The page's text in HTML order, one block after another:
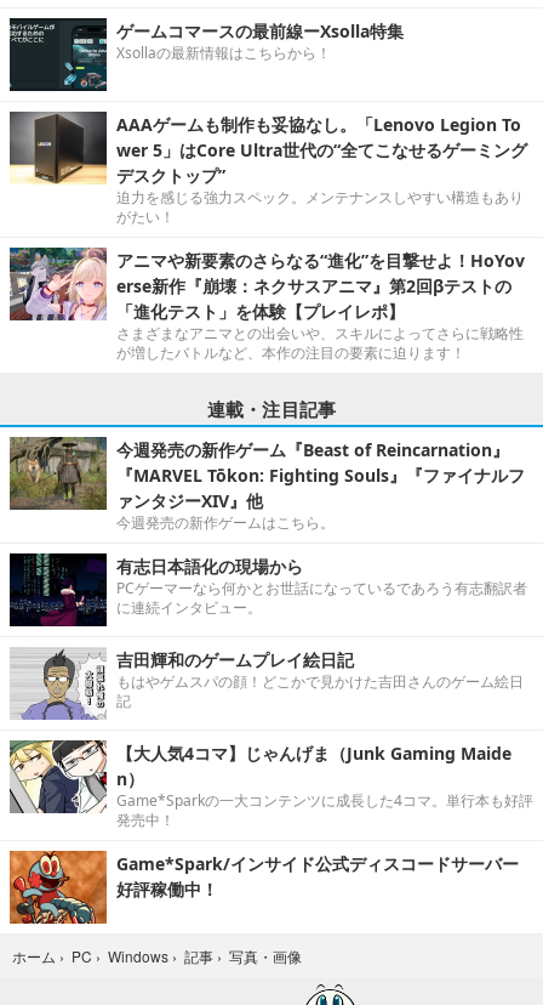
ゲームコマースの最前線ーXsolla特集
Xsollaの最新情報はこちらから！
AAAゲームも制作も妥協なし。「Lenovo Legion To
wer 5」はCore Ultra世代の“全てこなせるゲーミング
デスクトップ”
迫力を感じる強力スペック。メンテナンスしやすい構造もあり
がたい！
アニマや新要素のさらなる“進化”を目撃せよ！HoYov
erse新作『崩壊：ネクサスアニマ』第2回βテストの
「進化テスト」を体験【プレイレポ】
さまざまなアニマとの出会いや、スキルによってさらに戦略性
が増したバトルなど、本作の注目の要素に迫ります！
連載・注目記事
今週発売の新作ゲーム『Beast of Reincarnation』
『MARVEL Tōkon: Fighting Souls』『ファイナルフ
ァンタジーXIV』他
今週発売の新作ゲームはこちら。
有志日本語化の現場から
PCゲーマーなら何かとお世話になっているであろう有志翻訳者
に連続インタビュー。
吉田輝和のゲームプレイ絵日記
もはやゲムスパの顔！どこかで見かけた吉田さんのゲーム絵日
記
【大人気4コマ】じゃんげま（Junk Gaming Maide
n）
Game*Sparkの一大コンテンツに成長した4コマ。単行本も好評
発売中！
Game*Spark/インサイド公式ディスコードサーバー
好評稼働中！
ホーム › PC › Windows › 記事 › 写真・画像